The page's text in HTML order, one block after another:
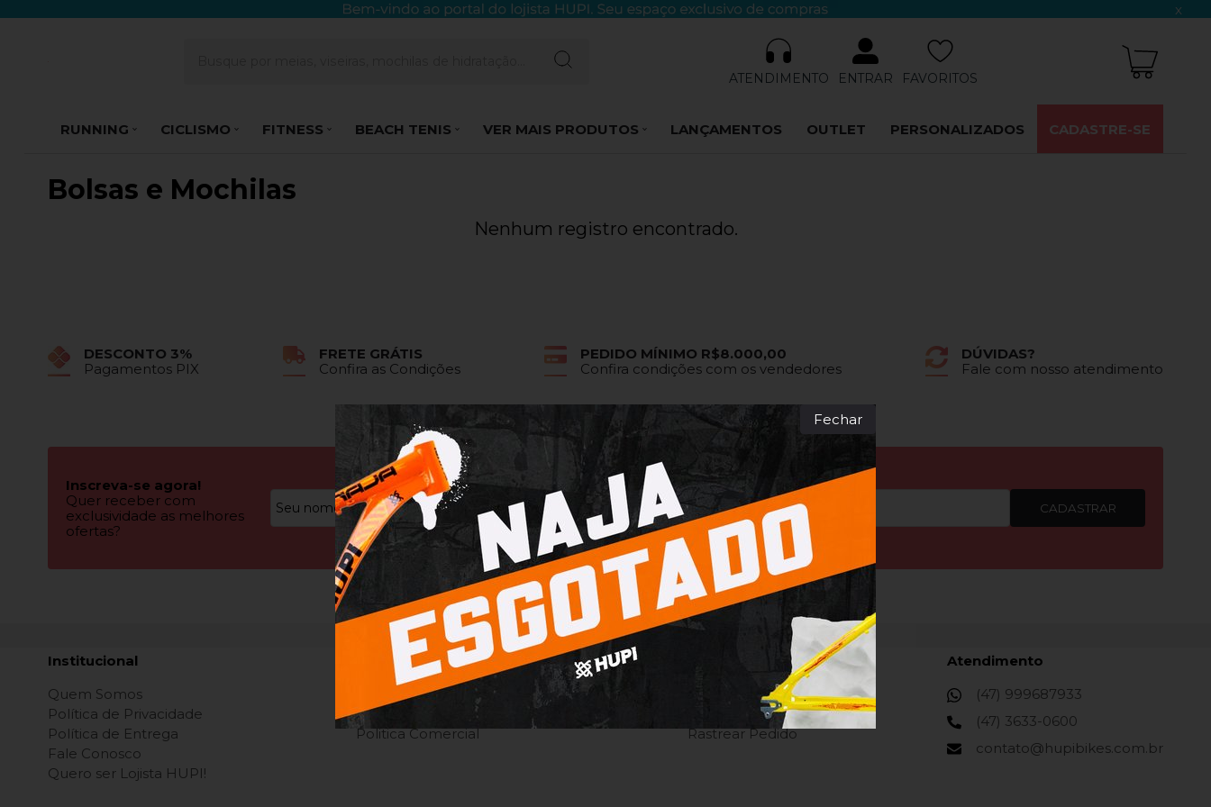
x
ATENDIMENTO ENTRAR FAVORITOS
RUNNING CICLISMO FITNESS BEACH TENIS VER MAIS PRODUTOS LANÇAMENTOS OUTLET PERSONALIZADOS CADASTRE-SE
Bolsas e Mochilas
Nenhum registro encontrado.
DESCONTO 3%
Pagamentos PIX
FRETE GRÁTIS
Confira as Condições
PEDIDO MÍNIMO R$8.000,00
Confira condições com os vendedores
DÚVIDAS?
Fale com nosso atendimento
Inscreva-se agora!
Quer receber com
exclusividade as melhores
ofertas?
CADASTRAR
Institucional
Quem Somos
Política de Privacidade
Política de Entrega
Fale Conosco
Quero ser Lojista HUPI!
Dúvidas
Troca, Devolução, Garantia
Como Comprar
Politica Comercial
Meus Pedidos
Minha Conta
Rastrear Pedido
Atendimento
(47) 999687933
(47) 3633-0600
contato@hupibikes.com.br
Fechar